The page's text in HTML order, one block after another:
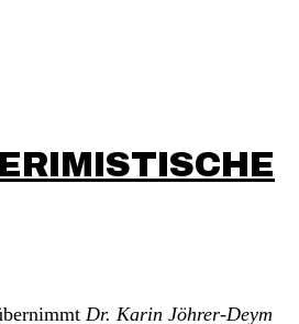
Dr. Karin Jöhrer-Deym